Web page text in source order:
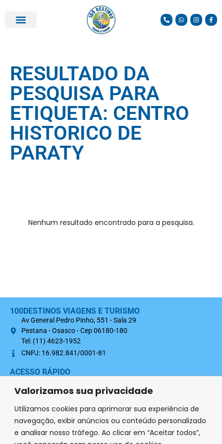
Valorizamos sua privacidade
Utilizamos cookies para aprimorar sua experiência de
navegação, exibir anúncios ou conteúdo personalizado
e analisar nosso tráfego. Ao clicar em “Aceitar todos”,
RESULTADO DA
PESQUISA PARA
ETIQUETA: CENTRO
HISTORICO DE
PARATY
Nenhum resultado encontrado para a pesquisa.
100DESTINOS VIAGENS E TURISMO
Av General Pedro Pinho, 551 - Sala 29
Pestana - Osasco - Cep 06180-180
Tel: (11) 4623-1952
CNPJ: 16.982.841/0001-81
ACESSO RÁPIDO
SIGA-NOS NAS REDES SOCIAIS